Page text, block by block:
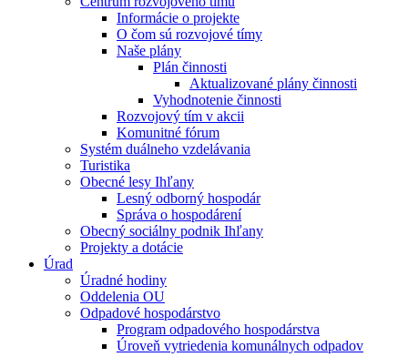
Informácie o projekte
O čom sú rozvojové tímy
Naše plány
Plán činnosti
Aktualizované plány činnosti
Vyhodnotenie činnosti
Rozvojový tím v akcii
Komunitné fórum
Systém duálneho vzdelávania
Turistika
Obecné lesy Ihľany
Lesný odborný hospodár
Správa o hospodárení
Obecný sociálny podnik Ihľany
Projekty a dotácie
Úrad
Úradné hodiny
Oddelenia OU
Odpadové hospodárstvo
Program odpadového hospodárstva
Úroveň vytriedenia komunálnych odpadov